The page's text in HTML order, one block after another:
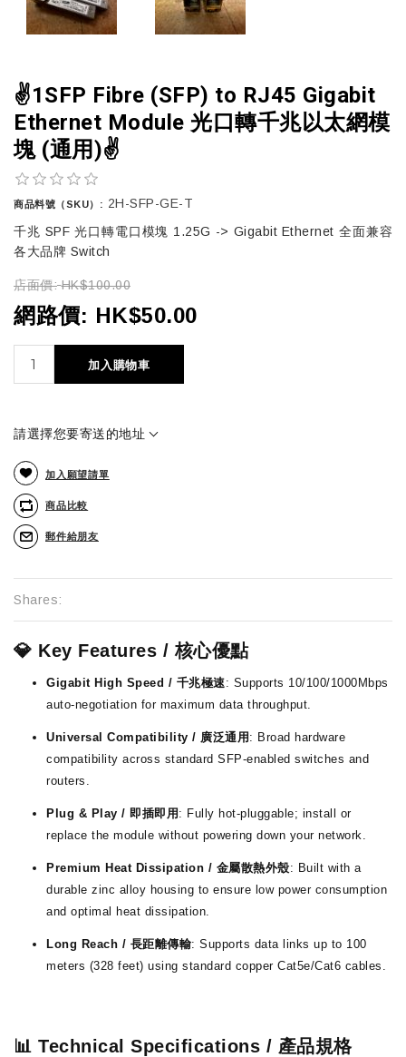
✌️1SFP Fibre (SFP) to RJ45 Gigabit
Ethernet Module 光口轉千兆以太網模
塊 (通用)✌️
商品料號（SKU）: 2H-SFP-GE-T
千兆 SPF 光口轉電口模塊 1.25G -> Gigabit Ethernet 全面兼容
各大品牌 Switch
店面價: HK$100.00
網路價: HK$50.00
加入購物車
請選擇您要寄送的地址
加入願望請單
商品比較
郵件給朋友
Shares:
💎 Key Features / 核心優點
Gigabit High Speed / 千兆極速: Supports 10/100/1000Mbps
auto-negotiation for maximum data throughput.
Universal Compatibility / 廣泛通用: Broad hardware
compatibility across standard SFP-enabled switches and
routers.
Plug & Play / 即插即用: Fully hot-pluggable; install or
replace the module without powering down your network.
Premium Heat Dissipation / 金屬散熱外殼: Built with a
durable zinc alloy housing to ensure low power consumption
and optimal heat dissipation.
Long Reach / 長距離傳輸: Supports data links up to 100
meters (328 feet) using standard copper Cat5e/Cat6 cables.
📊 Technical Specifications / 產品規格